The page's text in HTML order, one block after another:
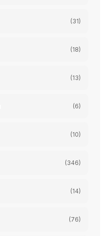
(31)
(18)
(13)
(6)
(10)
(346)
(14)
(76)